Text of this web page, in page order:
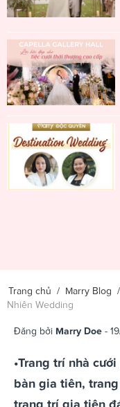
Trang chủ / Marry Blog /
Nhiên Wedding
Đăng bởi Marry Doe -
•Trang trí nhà
bàn gia tiên,